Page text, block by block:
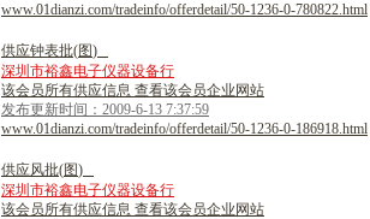
www.01dianzi.com/tradeinfo/offerdetail/50-1236-0-780822.html
供应钟表批(图)
深圳市裕鑫电子仪器设备行
该会员所有供应信息 查看该会员企业网站
发布更新时间：2009-6-13 7:37:59
www.01dianzi.com/tradeinfo/offerdetail/50-1236-0-186918.html
供应风批(图)
深圳市裕鑫电子仪器设备行
该会员所有供应信息 查看该会员企业网站